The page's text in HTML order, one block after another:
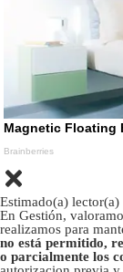
Estimado(a) lector(a)
En Gestión,
realizamos para
no está permitido,
o parcialmente los